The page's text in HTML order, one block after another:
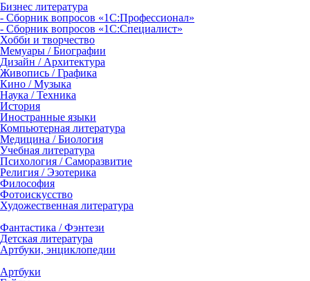
Бизнес литература
- Сборник вопросов «1С:Профессионал»
- Сборник вопросов «1С:Специалист»
Хобби и творчество
Мемуары / Биографии
Дизайн / Архитектура
Живопись / Графика
Кино / Музыка
Наука / Техника
История
Иностранные языки
Компьютерная литература
Медицина / Биология
Учебная литература
Психология / Саморазвитие
Религия / Эзотерика
Философия
Фотоискусство
Художественная литература
Фантастика / Фэнтези
Детская литература
Артбуки, энциклопедии
Артбуки